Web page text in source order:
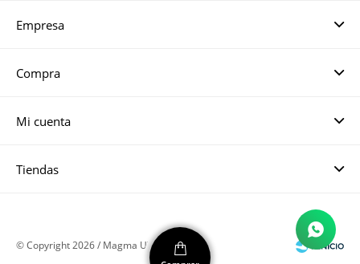
Empresa
Compra
Mi cuenta
Tiendas
© Copyright 2026 / Magma UY